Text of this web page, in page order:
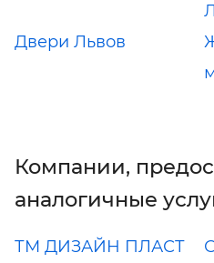
Двери Львов
Компании,
аналогичные
ТМ ДИЗАЙН ПЛАСТ